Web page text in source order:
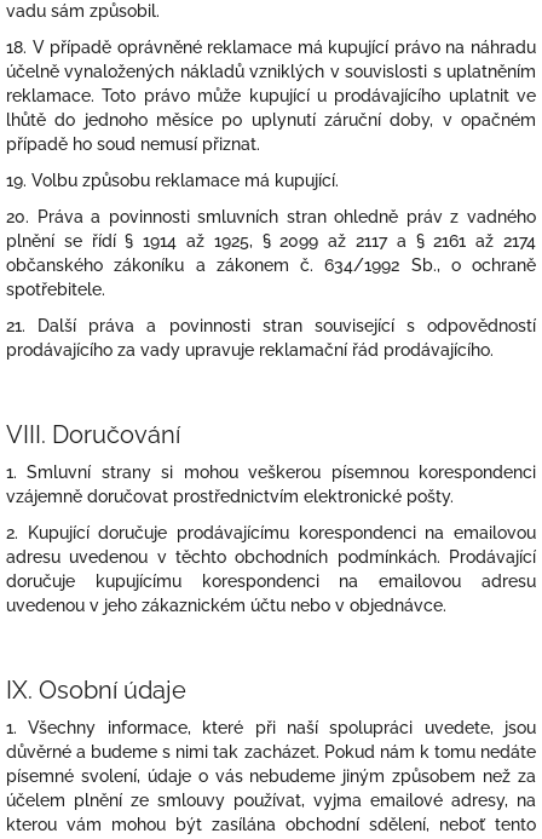
vadu sám způsobil.
18. V případě oprávněné reklamace má kupující právo na náhradu
účelně vynaložených nákladů vzniklých v souvislosti s uplatněním
reklamace. Toto právo může kupující u prodávajícího uplatnit ve
lhůtě do jednoho měsíce po uplynutí záruční doby, v opačném
případě ho soud nemusí přiznat.
19. Volbu způsobu reklamace má kupující.
20. Práva a povinnosti smluvních stran ohledně práv z vadného
plnění se řídí § 1914 až 1925, § 2099 až 2117 a § 2161 až 2174
občanského zákoníku a zákonem č. 634/1992 Sb., o ochraně
spotřebitele.
21. Další práva a povinnosti stran související s odpovědností
prodávajícího za vady upravuje reklamační řád prodávajícího.
VIII. Doručování
1. Smluvní strany si mohou veškerou písemnou korespondenci
vzájemně doručovat prostřednictvím elektronické pošty.
2. Kupující doručuje prodávajícímu korespondenci na emailovou
adresu uvedenou v těchto obchodních podmínkách. Prodávající
doručuje kupujícímu korespondenci na emailovou adresu
uvedenou v jeho zákaznickém účtu nebo v objednávce.
IX. Osobní údaje
1. Všechny informace, které při naší spolupráci uvedete, jsou
důvěrné a budeme s nimi tak zacházet. Pokud nám k tomu nedáte
písemné svolení, údaje o vás nebudeme jiným způsobem než za
účelem plnění ze smlouvy používat, vyjma emailové adresy, na
kterou vám mohou být zasílána obchodní sdělení, neboť tento